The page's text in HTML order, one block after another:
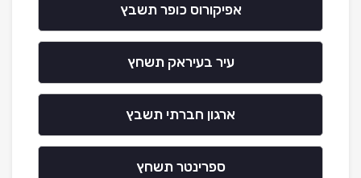
אפיקורוס כופר תשבץ
עיר בעיראק תשחץ
ארגון חברתי תשבץ
ספרינטר תשחץ